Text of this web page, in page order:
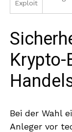
Exploit
Bei der Wahl
Anleger vor